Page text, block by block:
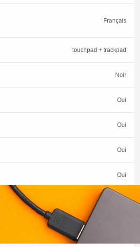
Français
touchpad + trackpad
Noir
Oui
Oui
Oui
Oui
6 Kg